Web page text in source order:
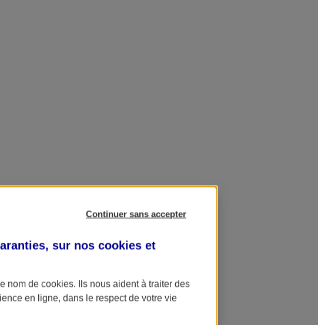
Continuer sans accepter
sur nos cookies et
nom de cookies. Ils nous aident à traiter des
en ligne, dans le respect de votre vie